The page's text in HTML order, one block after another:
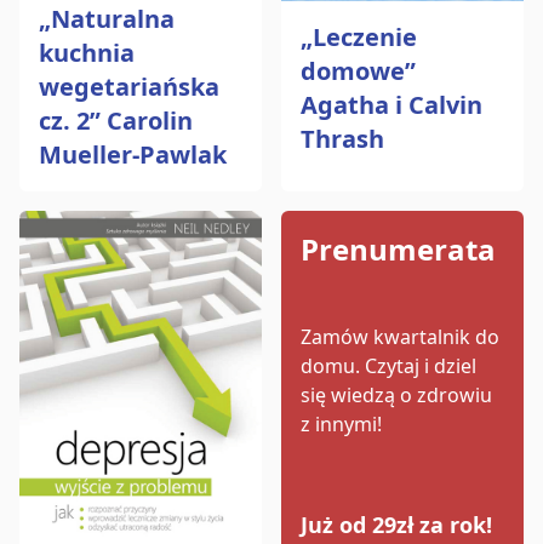
„Naturalna
kuchnia
wegetariańska
cz. 2” Carolin
Mueller-Pawlak
„Leczenie
domowe”
Agatha i Calvin
Thrash
Prenumerata
Zamów kwartalnik do
domu. Czytaj i dziel
się wiedzą o zdrowiu
z innymi!
Już od 29zł za rok!